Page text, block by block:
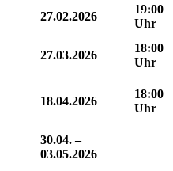
27.02.2026
19:00
Uhr
27.03.2026
18:00
Uhr
18.04.2026
18:00
Uhr
30.04. –
03.05.2026